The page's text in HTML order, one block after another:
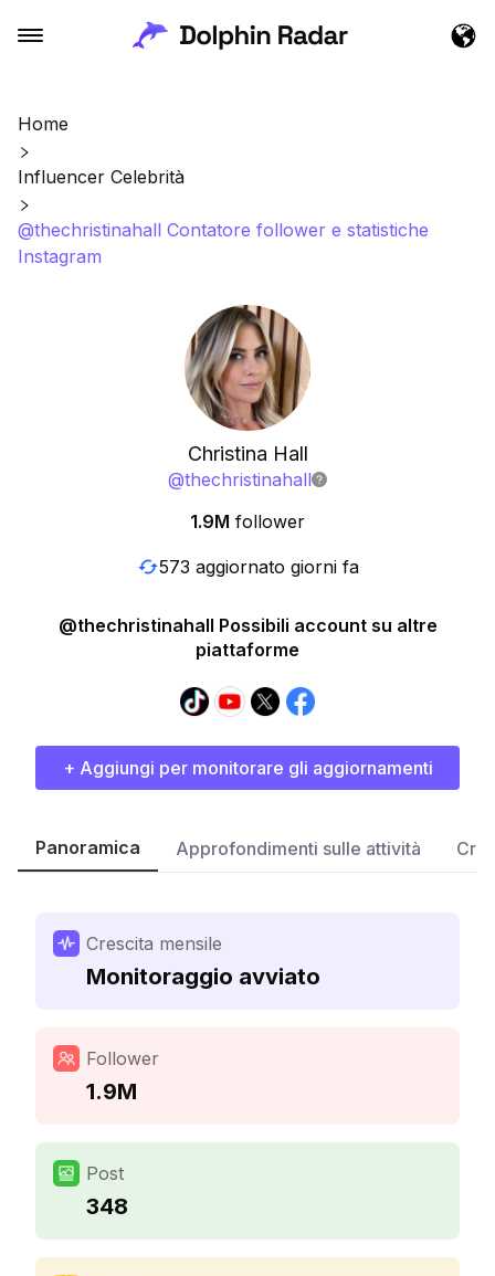
Home
Influencer Celebrità
@thechristinahall Contatore follower e statistiche
Instagram
Christina Hall
@thechristinahall
1.9M follower
573 aggiornato giorni fa
@thechristinahall Possibili account su altre
piattaforme
+ Aggiungi per monitorare gli aggiornamenti
Panoramica Approfondimenti sulle attività
Crescita mensile
Monitoraggio avviato
Follower
1.9M
Post
348